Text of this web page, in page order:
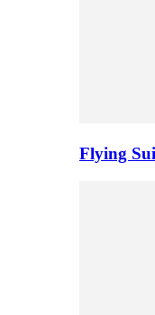
Flying